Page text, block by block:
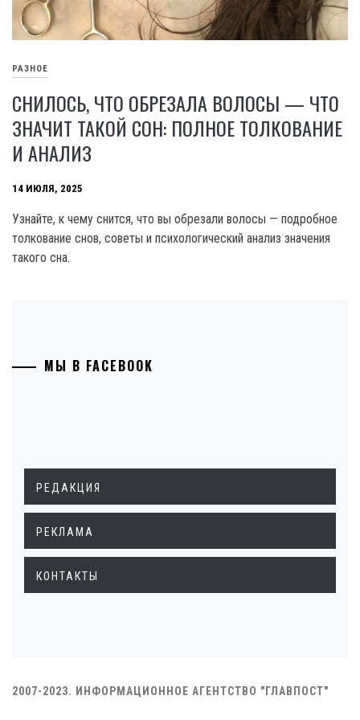
РАЗНОЕ
СНИЛОСЬ, ЧТО ОБРЕЗАЛА ВОЛОСЫ — ЧТО
ЗНАЧИТ ТАКОЙ СОН: ПОЛНОЕ ТОЛКОВАНИЕ
И АНАЛИЗ
14 ИЮЛЯ, 2025
Узнайте, к чему снится, что вы обрезали волосы — подробное
толкование снов, советы и психологический анализ значения
такого сна.
МЫ В FACEBOOK
РЕДАКЦИЯ
РЕКЛАМА
КОНТАКТЫ
2007-2023. ИНФОРМАЦИОННОЕ АГЕНТСТВО "ГЛАВПОСТ"